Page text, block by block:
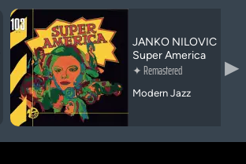
JANKO NILOVIC
Super America
✦Remastered
Modern Jazz
▶